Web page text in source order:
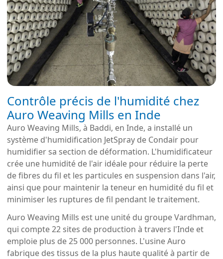
Contrôle précis de l'humidité chez
Auro Weaving Mills en Inde
Auro Weaving Mills, à Baddi, en Inde, a installé un
système d'humidification JetSpray de Condair pour
humidifier sa section de déformation. L'humidificateur
crée une humidité de l'air idéale pour réduire la perte
de fibres du fil et les particules en suspension dans l'air,
ainsi que pour maintenir la teneur en humidité du fil et
minimiser les ruptures de fil pendant le traitement.
Auro Weaving Mills est une unité du groupe Vardhman,
qui compte 22 sites de production à travers l'Inde et
emploie plus de 25 000 personnes. L'usine Auro
fabrique des tissus de la plus haute qualité à partir de